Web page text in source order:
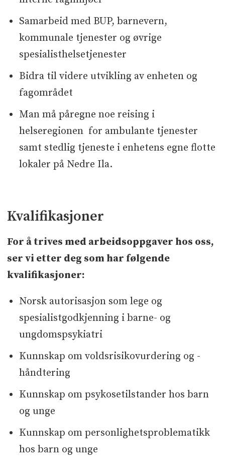
Samarbeid med BUP, barnevern,
kommunale tjenester og øvrige
spesialisthelsetjenester
Bidra til videre utvikling av enheten og
fagområdet
Man må påregne noe reising i
helseregionen for ambulante tjenester
samt stedlig tjeneste i enhetens egne flotte
lokaler på Nedre Ila.
Kvalifikasjoner
For å trives med arbeidsoppgaver hos oss,
ser vi etter deg som har følgende
kvalifikasjoner:
Norsk autorisasjon som lege og
spesialistgodkjenning i barne- og
ungdomspsykiatri
Kunnskap om voldsrisikovurdering og -
håndtering
Kunnskap om psykosetilstander hos barn
og unge
Kunnskap om personlighetsproblematikk
hos barn og unge